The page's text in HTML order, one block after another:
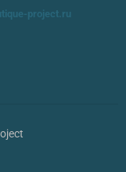
project.ru